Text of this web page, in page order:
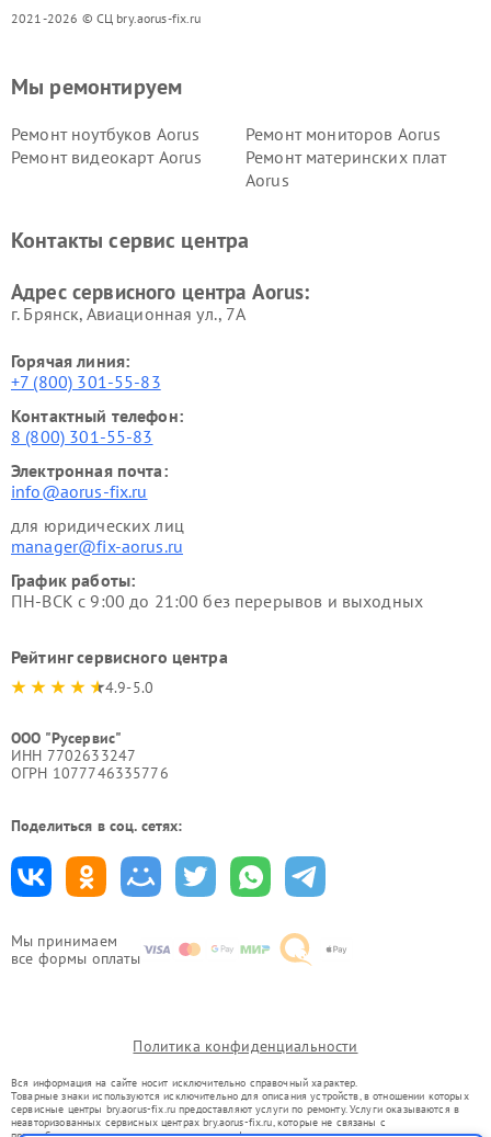
2021-2026 © СЦ bry.aorus-fix.ru
Мы принимаем
все формы оплаты
Мы ремонтируем
Ремонт ноутбуков Aorus
Ремонт мониторов Aorus
Ремонт видеокарт Aorus
Ремонт материнских плат
Aorus
Контакты сервис центра
Адрес сервисного центра Aorus:
г. Брянск, Авиационная ул., 7А
Горячая линия:
+7 (800) 301-55-83
Контактный телефон:
8 (800) 301-55-83
Электронная почта:
info@aorus-fix.ru
для юридических лиц
manager@fix-aorus.ru
График работы:
ПН-ВСК с 9:00 до 21:00 без перерывов и выходных
Рейтинг сервисного центра
4.9-5.0
ООО "Русервис"
ИНН 7702633247
ОГРН 1077746335776
Поделиться в соц. сетях:
Политика конфиденциальности
Вся информация на сайте носит исключительно справочный характер.
Товарные знаки используются исключительно для описания устройств, в отношении которых
сервисные центры bry.aorus-fix.ru предоставляют услуги по ремонту. Услуги оказываются в
неавторизованных сервисных центрах bry.aorus-fix.ru, которые не связаны с